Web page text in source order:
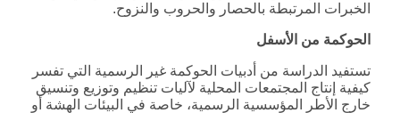
الخبرات المرتبطة بالحصار والحروب والنزوح.
الحوكمة من الأسفل
تستفيد الدراسة من أدبيات الحوكمة غير الرسمية التي تفسر
كيفية إنتاج المجتمعات المحلية لآليات تنظيم وتوزيع وتنسيق
خارج الأطر المؤسسية الرسمية، خاصة في البيئات الهشة أو